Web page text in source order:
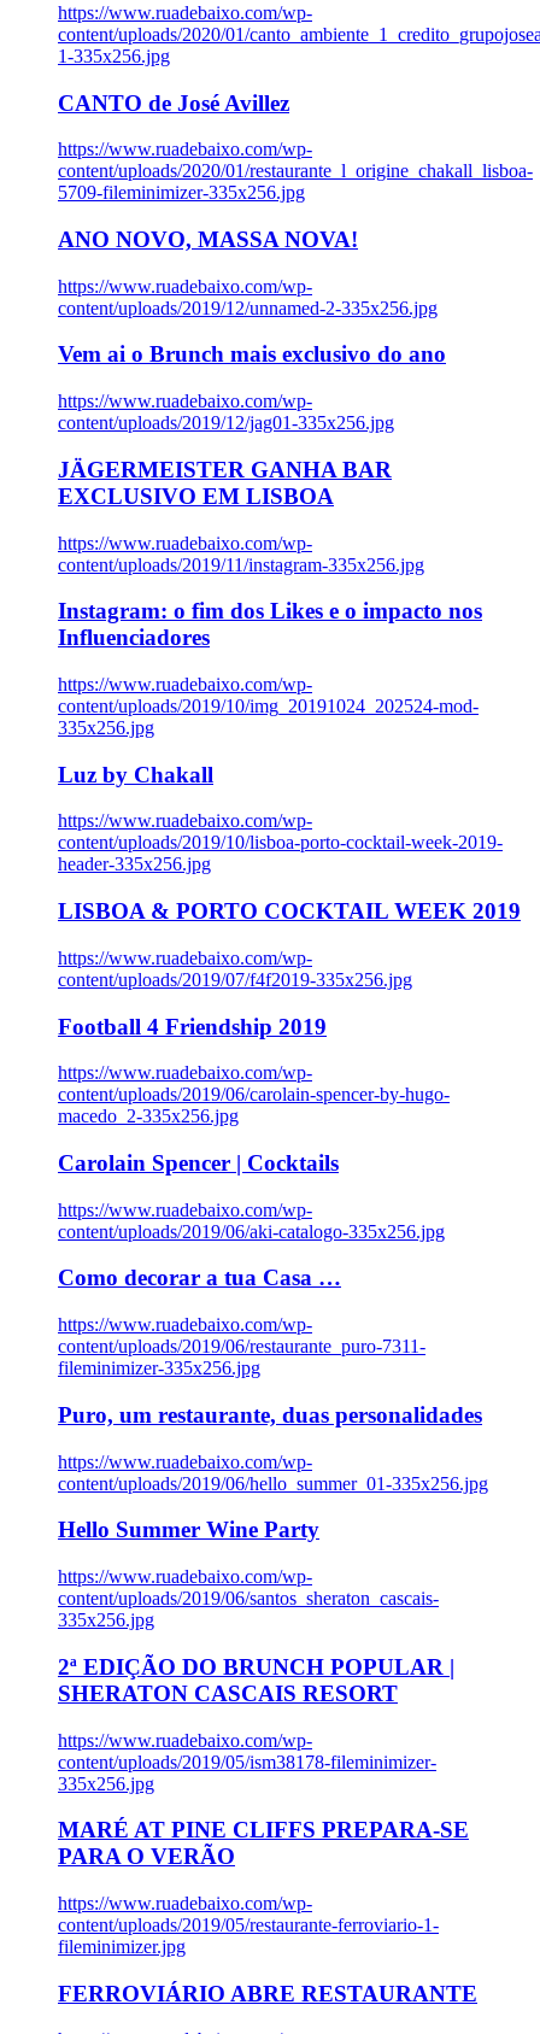
https://www.ruadebaixo.com/wp-
content/uploads/2020/01/
1-335x256.jpg
CANTO de José Avillez
https://www.ruadebaixo.com/wp-
content/uploads/2020/01/restaurante_l_origine_chakall_lisboa-
5709-fileminimizer-335x256.jpg
ANO NOVO, MASSA NOVA!
https://www.ruadebaixo.com/wp-
content/uploads/2019/12/unnamed-2-335x256.jpg
Vem ai o Brunch mais exclusivo do ano
https://www.ruadebaixo.com/wp-
content/uploads/2019/12/jag01-335x256.jpg
JÄGERMEISTER GANHA BAR
EXCLUSIVO EM LISBOA
https://www.ruadebaixo.com/wp-
content/uploads/2019/11/instagram-335x256.jpg
Instagram: o fim dos Likes e o impacto nos
Influenciadores
https://www.ruadebaixo.com/wp-
content/uploads/2019/10/img_20191024_202524-mod-
335x256.jpg
Luz by Chakall
https://www.ruadebaixo.com/wp-
content/uploads/2019/10/lisboa-porto-cocktail-week-2019-
header-335x256.jpg
LISBOA & PORTO COCKTAIL WEEK 2019
https://www.ruadebaixo.com/wp-
content/uploads/2019/07/f4f2019-335x256.jpg
Football 4 Friendship 2019
https://www.ruadebaixo.com/wp-
content/uploads/2019/06/carolain-spencer-by-hugo-
macedo_2-335x256.jpg
Carolain Spencer | Cocktails
https://www.ruadebaixo.com/wp-
content/uploads/2019/06/aki-catalogo-335x256.jpg
Como decorar a tua Casa …
https://www.ruadebaixo.com/wp-
content/uploads/2019/06/restaurante_puro-7311-
fileminimizer-335x256.jpg
Puro, um restaurante, duas personalidades
https://www.ruadebaixo.com/wp-
content/uploads/2019/06/hello_summer_01-335x256.jpg
Hello Summer Wine Party
https://www.ruadebaixo.com/wp-
content/uploads/2019/06/santos_sheraton_cascais-
335x256.jpg
2ª EDIÇÃO DO BRUNCH POPULAR |
SHERATON CASCAIS RESORT
https://www.ruadebaixo.com/wp-
content/uploads/2019/05/ism38178-fileminimizer-
335x256.jpg
MARÉ AT PINE CLIFFS PREPARA-SE
PARA O VERÃO
https://www.ruadebaixo.com/wp-
content/uploads/2019/05/restaurante-ferroviario-1-
fileminimizer.jpg
FERROVIÁRIO ABRE RESTAURANTE